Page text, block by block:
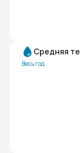
Средняя
Весь год